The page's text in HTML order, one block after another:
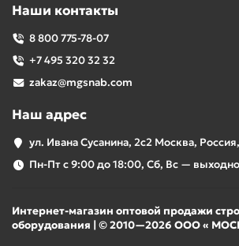
Наши контакты
8 800 775-78-07
+7 495 320 32 32
zakaz@mgsnab.com
Наш адрес
ул. Ивана Сусанина, 2с2 Москва,
Пн-Пт с 9:00 до 18:00, Сб, Вс —
Интернет-магазин оптовой продажи
оборудования | © 2010—2026 ООО «